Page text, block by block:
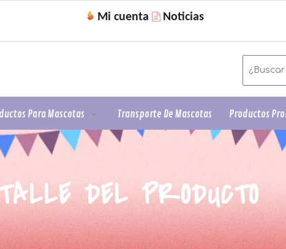
Mi cuenta  Noticias
Para Mascotas Transporte De Mascotas Productos
DEL PRODUCTO